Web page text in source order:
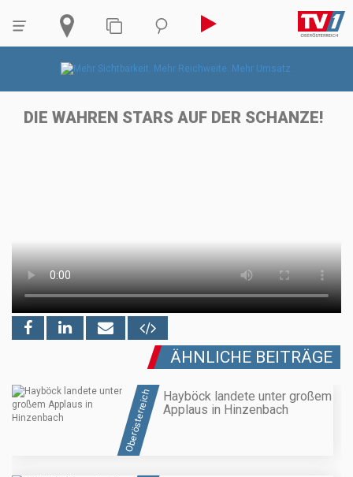
DIE WAHREN STARS AUF DER SCHANZE!
ÄHNLICHE BEITRÄGE
Oberösterreich
Hayböck landete unter großem
Applaus in Hinzenbach